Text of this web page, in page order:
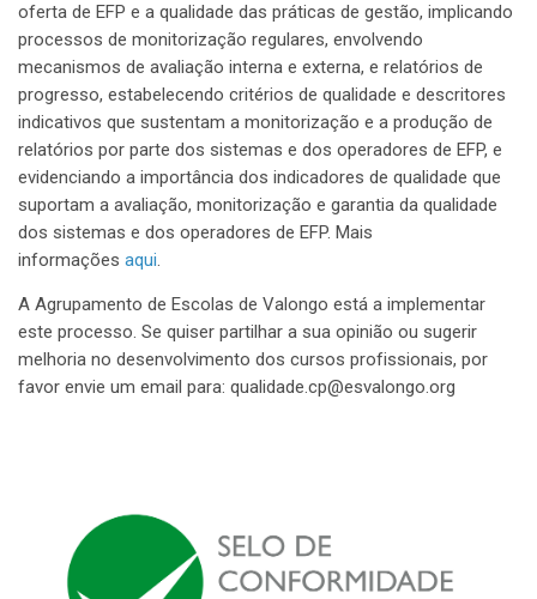
oferta de EFP e a qualidade das práticas de gestão, implicando
processos de monitorização regulares, envolvendo
mecanismos de avaliação interna e externa, e relatórios de
progresso, estabelecendo critérios de qualidade e descritores
indicativos que sustentam a monitorização e a produção de
relatórios por parte dos sistemas e dos operadores de EFP, e
evidenciando a importância dos indicadores de qualidade que
suportam a avaliação, monitorização e garantia da qualidade
dos sistemas e dos operadores de EFP. Mais
informações aqui.
A Agrupamento de Escolas de Valongo está a implementar
este processo. Se quiser partilhar a sua opinião ou sugerir
melhoria no desenvolvimento dos cursos profissionais, por
favor envie um email para: qualidade.cp@esvalongo.org